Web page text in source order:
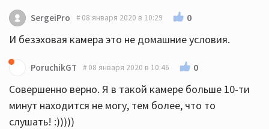
SergeiPro 08 января 2020 в 10:29 0
И безэховая камера это не домашние условия.
PoruchikGT 08 января 2020 в 10:46 0
Совершенно верно. Я в такой камере больше 10-ти
минут находится не могу, тем более, что то
слушать! :)))))